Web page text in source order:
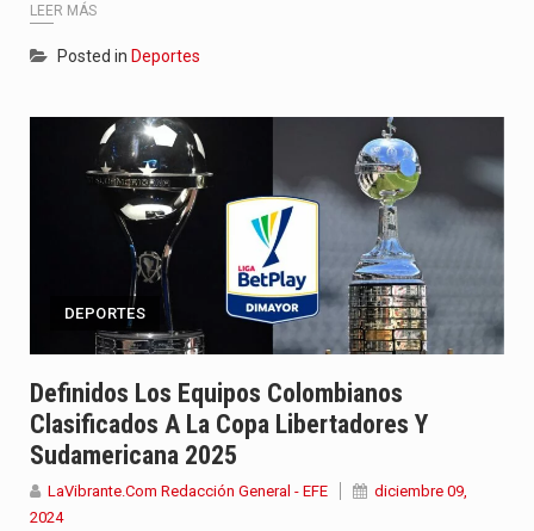
LEER MÁS
Posted in Deportes
DEPORTES
Definidos Los Equipos Colombianos
Clasificados A La Copa Libertadores Y
Sudamericana 2025
LaVibrante.Com Redacción General - EFE
diciembre 09,
2024